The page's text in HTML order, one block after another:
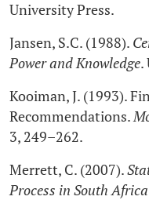
University Press.
Jansen, S.C. (1988).
Power and Knowledge.
Kooiman, J. (1993).
Recommendations.
3, 249–262.
Merrett, C. (2007).
Process in South Africa